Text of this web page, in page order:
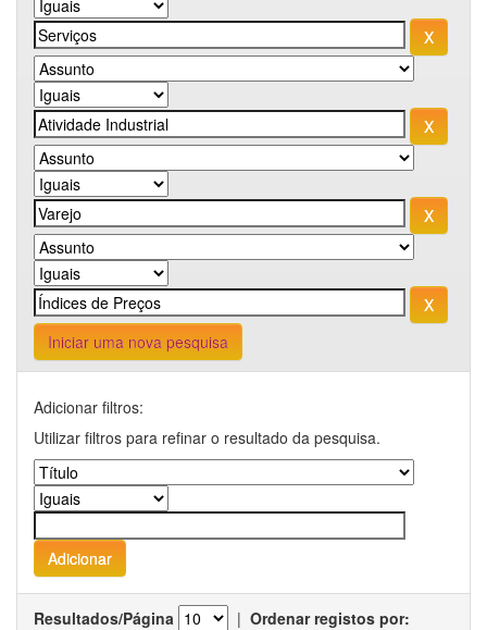
Iniciar uma nova pesquisa
Adicionar filtros:
Utilizar filtros para refinar o resultado da pesquisa.
Resultados/Página | Ordenar registos por: